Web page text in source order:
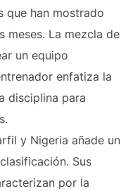
que han mostrado
meses. La mezcla de
un equipo
enfatiza la
disciplina para
y Nigeria añade un
Sus
por la